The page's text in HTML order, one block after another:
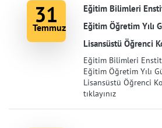
31
Temmuz
Eğitim Bilimleri
Eğitim Öğretim Yılı
Lisansüstü Öğrenci
Eğitim Bilimleri
Eğitim Öğretim Yılı
Lisansüstü Öğrenci
tıklayınız